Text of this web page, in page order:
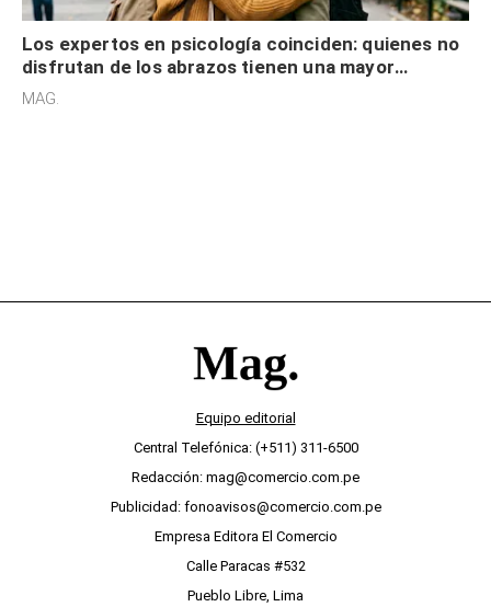
Los expertos en psicología coinciden: quienes no
disfrutan de los abrazos tienen una mayor
sensibilidad a los estímulos físicos y no es por
MAG.
Equipo editorial
Central Telefónica: (+511) 311-6500
Redacción: mag@comercio.com.pe
Publicidad: fonoavisos@comercio.com.pe
Empresa Editora El Comercio
Calle Paracas #532
Pueblo Libre, Lima